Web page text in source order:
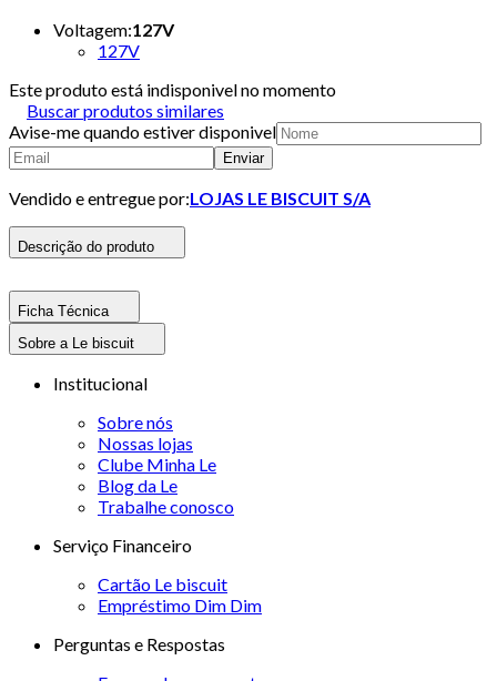
Voltagem:127V
127V
Este produto está indisponivel no momento
Buscar produtos similares
Avise-me quando estiver disponivel
Enviar
Vendido e entregue por:LOJAS LE BISCUIT S/A
Descrição do produto
Ficha Técnica
Sobre a Le biscuit
Institucional
Sobre nós
Nossas lojas
Clube Minha Le
Blog da Le
Trabalhe conosco
Serviço Financeiro
Cartão Le biscuit
Empréstimo Dim Dim
Perguntas e Respostas